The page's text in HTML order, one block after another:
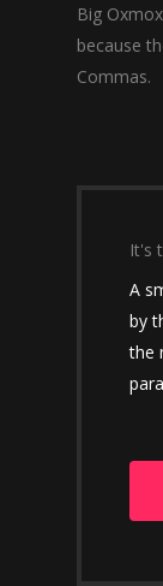
Big
because
Commas.
It's
A
by
the